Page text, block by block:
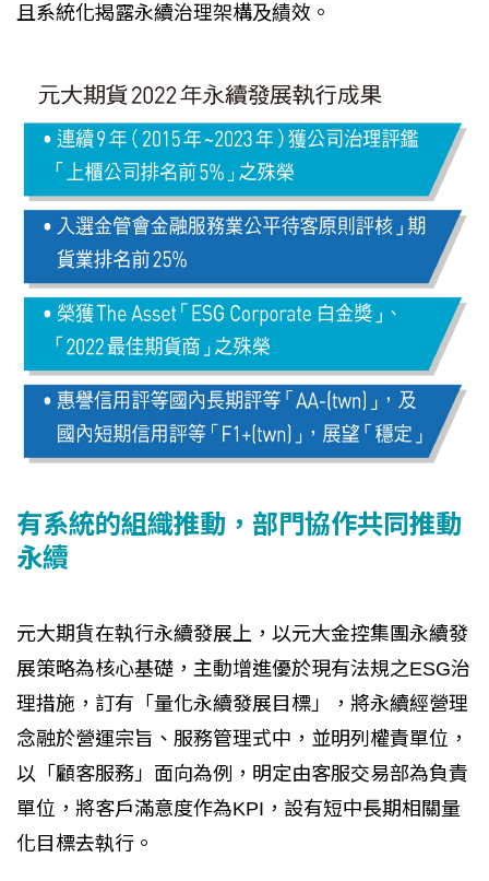
且系統化揭露永續治理架構及績效。
有系統的組織推動，部門協作共同推動
永續
元大期貨在執行永續發展上，以元大金控集團永續發
展策略為核心基礎，主動增進優於現有法規之ESG治
理措施，訂有「量化永續發展目標」，將永續經營理
念融於營運宗旨、服務管理式中，並明列權責單位，
以「顧客服務」面向為例，明定由客服交易部為負責
單位，將客戶滿意度作為KPI，設有短中長期相關量
化目標去執行。